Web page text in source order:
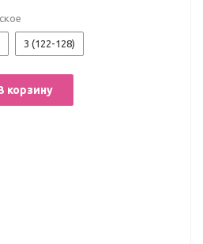
3 (122-128)
корзину